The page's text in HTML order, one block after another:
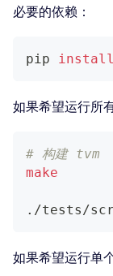
必要的依赖：
pip install
如果希望运行所
# 构建 tvm
make
./tests/
如果希望运行单